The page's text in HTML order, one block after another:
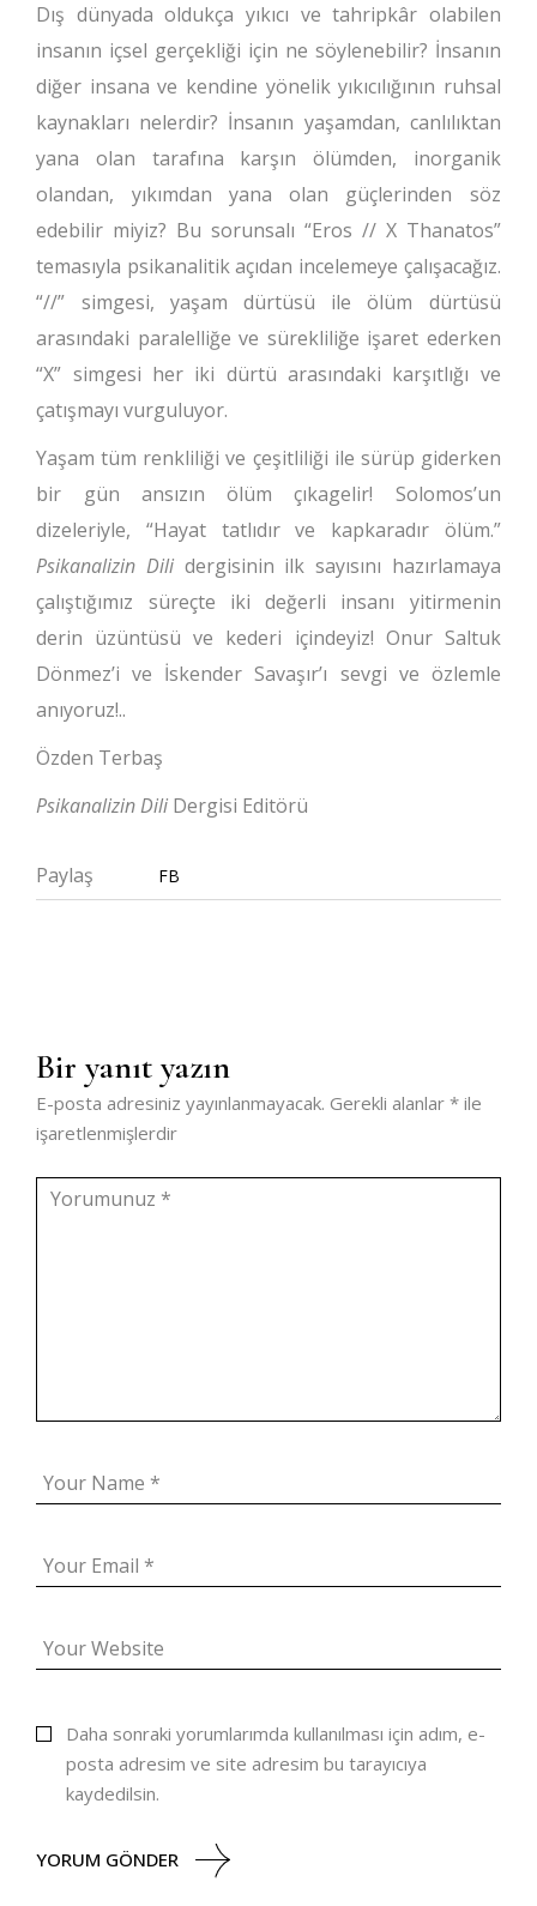
Dış dünyada oldukça yıkıcı ve tahripkâr olabilen
insanın içsel gerçekliği için ne söylenebilir? İnsanın
diğer insana ve kendine yönelik yıkıcılığının ruhsal
kaynakları nelerdir? İnsanın yaşamdan, canlılıktan
yana olan tarafına karşın ölümden, inorganik
olandan, yıkımdan yana olan güçlerinden söz
edebilir miyiz? Bu sorunsalı “Eros // X Thanatos”
temasıyla psikanalitik açıdan incelemeye çalışacağız.
“//” simgesi, yaşam dürtüsü ile ölüm dürtüsü
arasındaki paralelliğe ve sürekliliğe işaret ederken
“X” simgesi her iki dürtü arasındaki karşıtlığı ve
çatışmayı vurguluyor.
Yaşam tüm renkliliği ve çeşitliliği ile sürüp giderken
bir gün ansızın ölüm çıkagelir! Solomos’un
dizeleriyle, “Hayat tatlıdır ve kapkaradır ölüm.”
Psikanalizin Dilidergisinin ilk sayısını hazırlamaya
çalıştığımız süreçte iki değerli insanı yitirmenin
derin üzüntüsü ve kederi içindeyiz! Onur Saltuk
Dönmez’i ve İskender Savaşır’ı sevgi ve özlemle
anıyoruz!..
Özden Terbaş
Psikanalizin Dili Dergisi Editörü
Paylaş FB
Bir yanıt yazın
E-posta adresiniz yayınlanmayacak. Gerekli alanlar* ile
işaretlenmişlerdir
Daha sonraki yorumlarımda kullanılması için adım, e-
posta adresim ve site adresim bu tarayıcıya
kaydedilsin.
YORUM GÖNDER